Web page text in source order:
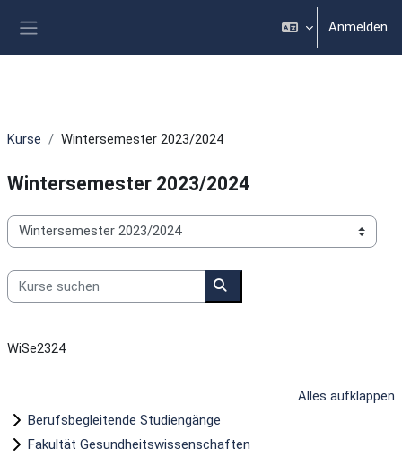
Anmelden
Kurse Wintersemester 2023/2024
Wintersemester 2023/2024
Kursbereiche
Kurse suchen
Kurse suchen
WiSe2324
Alles aufklappen
Berufsbegleitende Studiengänge
Fakultät Gesundheitswissenschaften